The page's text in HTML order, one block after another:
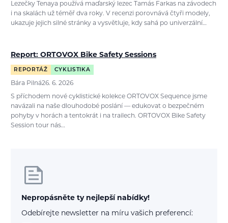
Lezečky Tenaya používá maďarský lezec Tamás Farkas na závodech
i na skalách už téměř dva roky. V recenzi porovnává čtyři modely,
ukazuje jejich silné stránky a vysvětluje, kdy sahá po univerzální…
Report: ORTOVOX Bike Safety Sessions
REPORTÁŽ CYKLISTIKA
Bára Pilná26. 6. 2026
S příchodem nové cyklistické kolekce ORTOVOX Sequence jsme
navázali na naše dlouhodobé poslání — edukovat o bezpečném
pohyby v horách a tentokrát i na trailech. ORTOVOX Bike Safety
Session tour nás…
Nepropásněte ty nejlepší nabídky!
Odebírejte newsletter na míru vašich preferencí: